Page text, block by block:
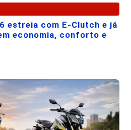
estreia com E-Clutch e já
economia, conforto e